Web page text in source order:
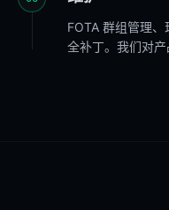
FOTA 群组管理
全补丁。我们对产